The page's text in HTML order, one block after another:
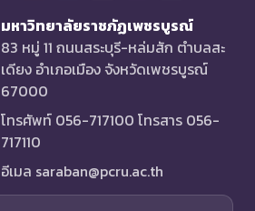
มหาวิทยาลัยราชภัฏเพชรบูรณ์
83 หมู่ 11 ถนนสระบุรี-หล่มสัก ตำบลสะ
เดียง อำเภอเมือง จังหวัดเพชรบูรณ์
67000
โทรศัพท์ 056-717100 โทรสาร 056-
717110
อีเมล saraban@pcru.ac.th